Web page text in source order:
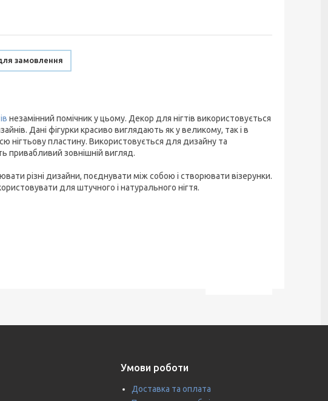
замовлення
незамінний помічник у цьому. Декор для нігтів використовується
Дані фігурки красиво виглядають як у великому, так і в
нігтьову пластину. Використовується для дизайну та
привабливий зовнішній вигляд.
різні дизайни, поєднувати між собою і створювати візерунки.
для штучного і натурального нігтя.
Умови роботи
Доставка та оплата